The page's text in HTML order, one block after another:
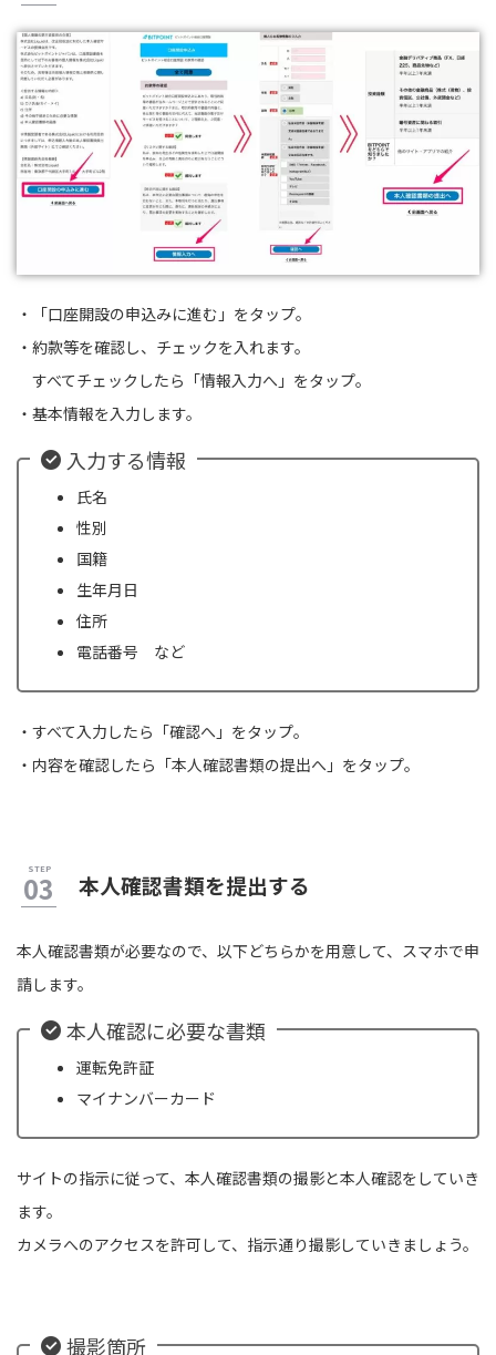
・「口座開設の申込みに進む」をタップ。
・約款等を確認し、チェックを入れます。
すべてチェックしたら「情報入力へ」をタップ。
・基本情報を入力します。
入力する情報
氏名
性別
国籍
生年月日
住所
電話番号 など
・すべて入力したら「確認へ」をタップ。
・内容を確認したら「本人確認書類の提出へ」をタップ。
本人確認書類を提出する
本人確認書類が必要なので、以下どちらかを用意して、スマホで申
請します。
本人確認に必要な書類
運転免許証
マイナンバーカード
サイトの指示に従って、本人確認書類の撮影と本人確認をしていき
ます。
カメラへのアクセスを許可して、指示通り撮影していきましょう。
撮影箇所